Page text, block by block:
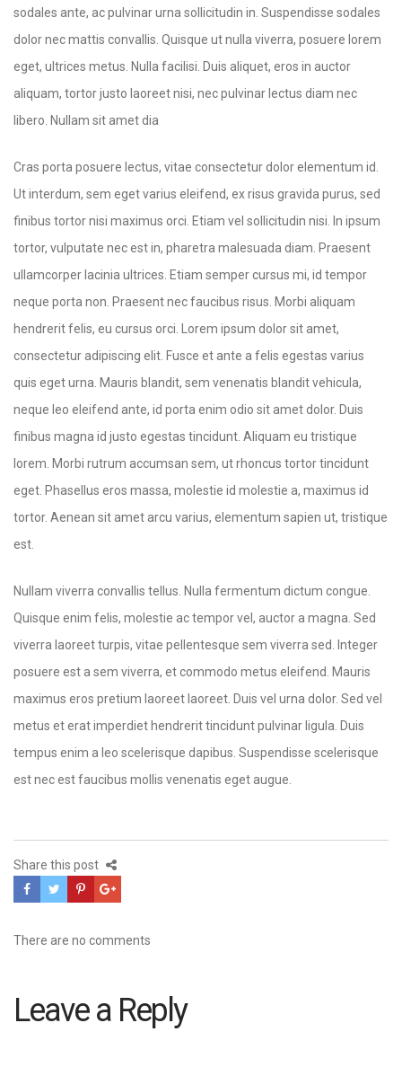
sodales ante, ac pulvinar urna sollicitudin in. Suspendisse sodales
dolor nec mattis convallis. Quisque ut nulla viverra, posuere lorem
eget, ultrices metus. Nulla facilisi. Duis aliquet, eros in auctor
aliquam, tortor justo laoreet nisi, nec pulvinar lectus diam nec
libero. Nullam sit amet dia
Cras porta posuere lectus, vitae consectetur dolor elementum id.
Ut interdum, sem eget varius eleifend, ex risus gravida purus, sed
finibus tortor nisi maximus orci. Etiam vel sollicitudin nisi. In ipsum
tortor, vulputate nec est in, pharetra malesuada diam. Praesent
ullamcorper lacinia ultrices. Etiam semper cursus mi, id tempor
neque porta non. Praesent nec faucibus risus. Morbi aliquam
hendrerit felis, eu cursus orci. Lorem ipsum dolor sit amet,
consectetur adipiscing elit. Fusce et ante a felis egestas varius
quis eget urna. Mauris blandit, sem venenatis blandit vehicula,
neque leo eleifend ante, id porta enim odio sit amet dolor. Duis
finibus magna id justo egestas tincidunt. Aliquam eu tristique
lorem. Morbi rutrum accumsan sem, ut rhoncus tortor tincidunt
eget. Phasellus eros massa, molestie id molestie a, maximus id
tortor. Aenean sit amet arcu varius, elementum sapien ut, tristique
est.
Nullam viverra convallis tellus. Nulla fermentum dictum congue.
Quisque enim felis, molestie ac tempor vel, auctor a magna. Sed
viverra laoreet turpis, vitae pellentesque sem viverra sed. Integer
posuere est a sem viverra, et commodo metus eleifend. Mauris
maximus eros pretium laoreet laoreet. Duis vel urna dolor. Sed vel
metus et erat imperdiet hendrerit tincidunt pulvinar ligula. Duis
tempus enim a leo scelerisque dapibus. Suspendisse scelerisque
est nec est faucibus mollis venenatis eget augue.
Share this post
There are no comments
Leave a Reply